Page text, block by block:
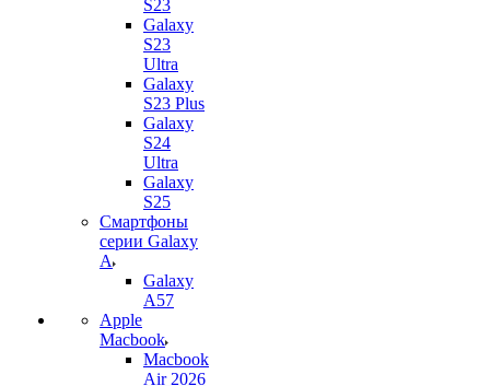
S23
Galaxy
S23
Ultra
Galaxy
S23 Plus
Galaxy
S24
Ultra
Galaxy
S25
Смартфоны
серии Galaxy
A
Galaxy
A57
Apple
Macbook
Macbook
Air 2026